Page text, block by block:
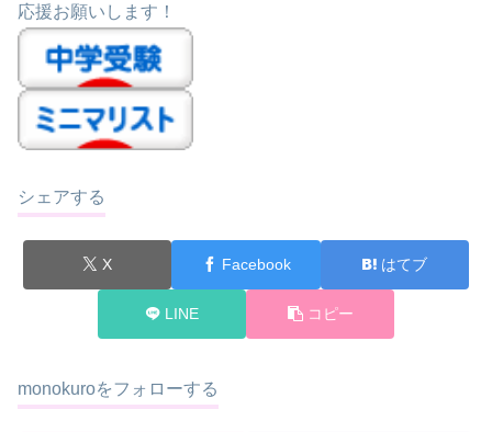
応援お願いします！
シェアする
X Facebook はてブ
LINE コピー
monokuroをフォローする